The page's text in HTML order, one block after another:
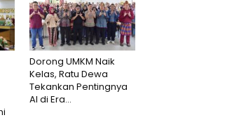
Dorong UMKM Naik
Kelas, Ratu Dewa
Tekankan Pentingnya
AI di Era...